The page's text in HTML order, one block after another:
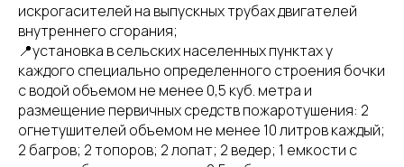
искрогасителей на выпускных трубах двигателей
внутреннего сгорания;
📍установка в сельских населенных пунктах у
каждого специально определенного строения бочки
с водой объемом не менее 0,5 куб. метра и
размещение первичных средств пожаротушения: 2
огнетушителей объемом не менее 10 литров каждый;
2 багров; 2 топоров; 2 лопат; 2 ведер; 1 емкости с